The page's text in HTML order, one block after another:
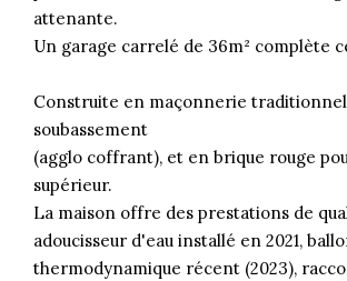
attenante.
Un garage carrelé de 36m² complète
Construite en maçonnerie
soubassement
(agglo coffrant), et en brique rouge
supérieur.
La maison offre des prestations de
adoucisseur d'eau installé en 2021,
thermodynamique récent (2023),